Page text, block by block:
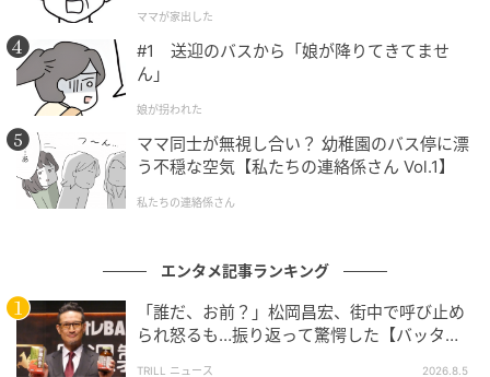
の記事をもっとみる
ママが家出した
#1 送迎のバスから「娘が降りてきてませ
ん」
娘が拐われた
ママ同士が無視し合い？ 幼稚園のバス停に漂
う不穏な空気【私たちの連絡係さん Vol.1】
私たちの連絡係さん
エンタメ記事ランキング
「誰だ、お前？」松岡昌宏、街中で呼び止め
られ怒るも…振り返って驚愕した【バッタリ
TRILL ニュース 2026.8.5